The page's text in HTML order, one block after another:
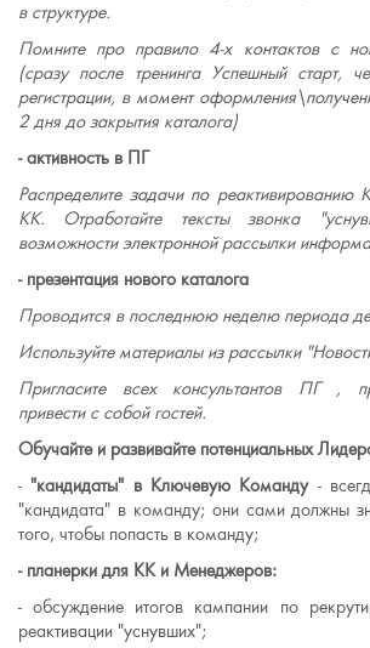
в структуре.
Помните про правило 4-х контактов с
(сразу после тренинга Успешный старт,
регистрации, в момент
2 дня до закрытия каталога)
- активность в ПГ
Распределите задачи по реактивированию
КК. Отработайте тексты звонка
возможности электронной рассылки
- презентация нового каталога
Проводится в последнюю неделю периода
Используйте материалы из рассылки
Пригласите всех консультантов ПГ ,
привести с собой гостей.
Обучайте и развивайте потенциальных
- "кандидаты" в Ключевую Команду-
"кандидата" в команду; они сами должны
того, чтобы попасть в команду;
- планерки для КК и Менеджеров:
- обсуждение итогов кампании по
реактивации "уснувших";